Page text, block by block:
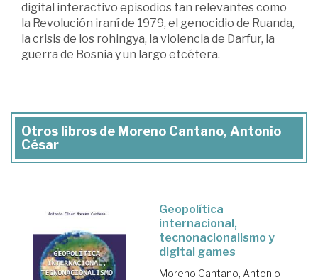
digital interactivo episodios tan relevantes como
la Revolución iraní de 1979, el genocidio de Ruanda,
la crisis de los rohingya, la violencia de Darfur, la
guerra de Bosnia y un largo etcétera.
Otros libros de Moreno Cantano, Antonio
César
Geopolítica
internacional,
tecnonacionalismo y
digital games
Moreno Cantano, Antonio